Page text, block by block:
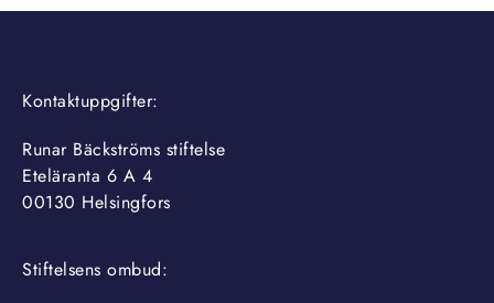
Kontaktuppgifter:
Runar Bäckströms stiftelse
Eteläranta 6 A 4
00130 Helsingfors
Stiftelsens ombud: